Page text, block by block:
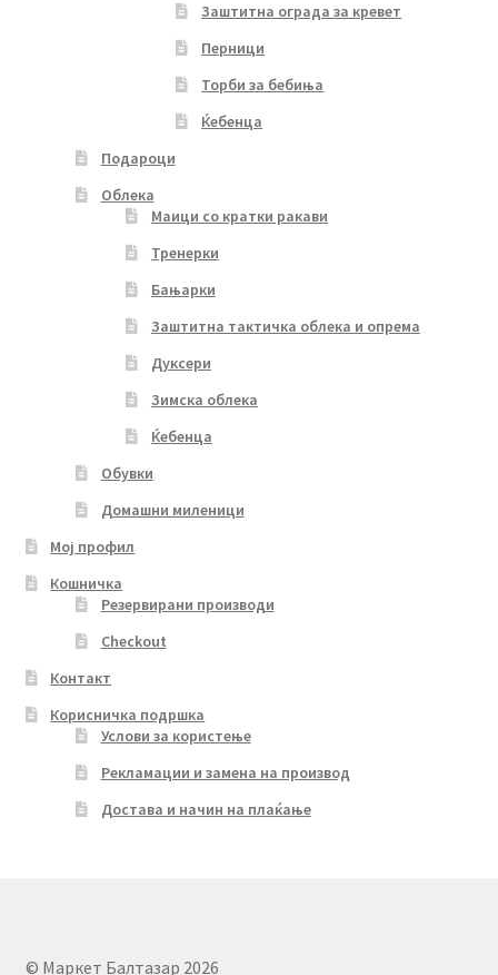
Заштитна ограда за кревет
Перници
Торби за бебиња
Ќебенца
Подароци
Облека
Маици со кратки ракави
Тренерки
Бањарки
Заштитна тактичка облека и опрема
Дуксери
Зимска облека
Ќебенца
Обувки
Домашни миленици
Мој профил
Кошничка
Резервирани производи
Checkout
Контакт
Корисничка подршка
Услови за користење
Рекламации и замена на производ
Достава и начин на плаќање
© Маркет Балтазар 2026